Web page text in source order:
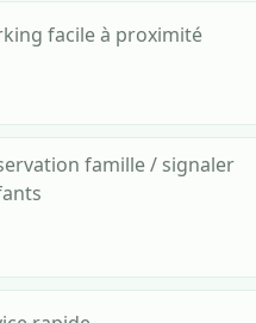
facile à proximité
famille / signaler